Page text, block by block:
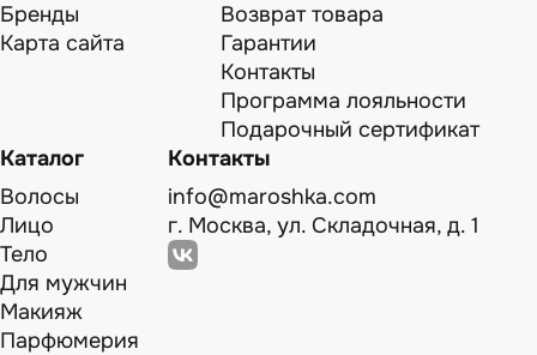
Бренды
Карта сайта
Возврат товара
Гарантии
Контакты
Программа лояльности
Подарочный сертификат
Каталог
Волосы
Лицо
Тело
Для мужчин
Макияж
Парфюмерия
Контакты
info@maroshka.com
г. Москва, ул. Складочная, д. 1